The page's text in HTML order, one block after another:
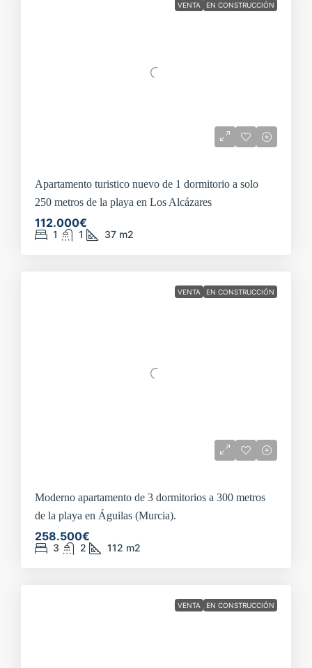
VENTA EN CONSTRUCCIÓN
Apartamento turistico nuevo de 1 dormitorio a solo
250 metros de la playa en Los Alcázares
112.000€
1 1 37 m2
VENTA EN CONSTRUCCIÓN
Moderno apartamento de 3 dormitorios a 300 metros
de la playa en Águilas (Murcia).
258.500€
3 2 112 m2
VENTA EN CONSTRUCCIÓN